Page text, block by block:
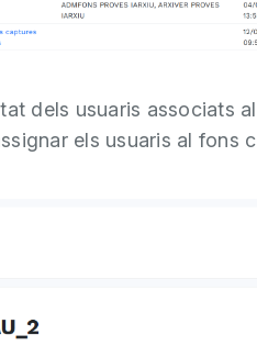
dels usuaris associats
els usuaris al fons